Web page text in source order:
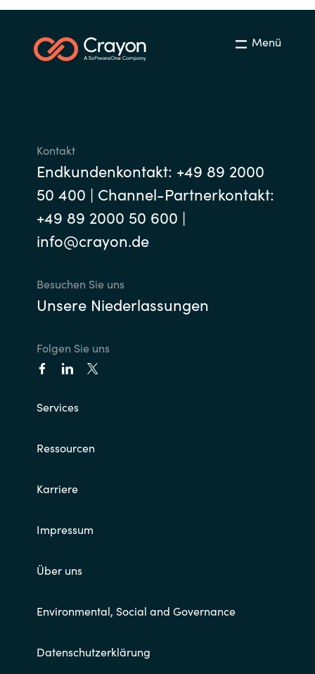
Menü
Kontakt
Endkundenkontakt: +49 89 2000
50 400 | Channel-Partnerkontakt:
+49 89 2000 50 600 |
info@crayon.de
Besuchen Sie uns
Unsere Niederlassungen
Folgen Sie uns
Services
Ressourcen
Karriere
Impressum
Über uns
Environmental, Social and Governance
Datenschutzerklärung